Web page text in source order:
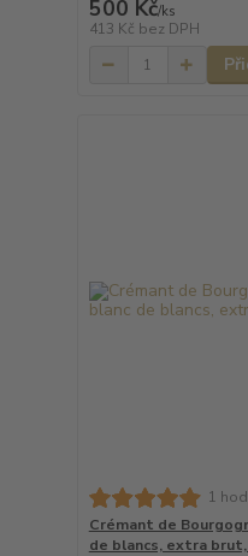
500 Kč/ks
413 Kč bez DPH
1
Crémant de
de blancs, extra